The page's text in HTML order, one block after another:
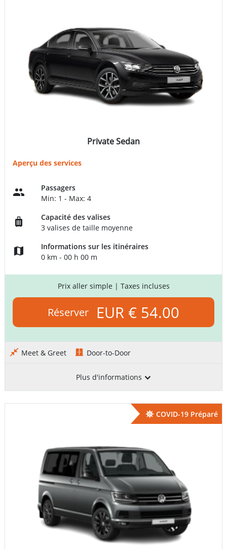
Private Sedan
Aperçu des services
Passagers
Min: 1 - Max: 4
Capacité des valises
3 valises de taille moyenne
Informations sur les itinéraires
0 km - 00 h 00 m
Prix aller simple | Taxes incluses
Réserver EUR € 54.00
Meet & Greet Door-to-Door
Plus d'informations
COVID-19 Préparé